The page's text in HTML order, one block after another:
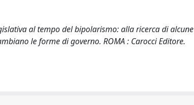
al tempo del bipolarismo: alla ricerca di alcune
le forme di governo. ROMA : Carocci Editore.